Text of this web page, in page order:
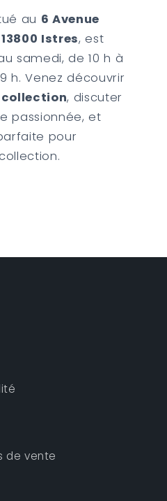
au 6 Avenue
Istres, est
samedi, de 10 h à
h. Venez découvrir
, discuter
passionnée, et
pour
de vente